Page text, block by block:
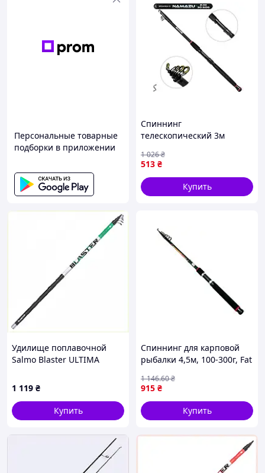
Персональные товарные
подборки в приложении
Спиннинг
телескопический 3м
рыбалки легкий и удобный
для ловли рыбы
513 ₴
1 026₴
Купить
Удилище поплавочной
Salmo Blaster ULTIMA
67B15M34H3
1 119 ₴
Купить
Спиннинг для карповой
рыбалки 4,5м, 100-300г, Fat
915 ₴
1 146.60₴
Купить